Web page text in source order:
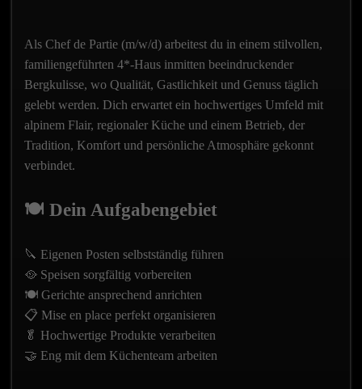
Als Chef de Partie (m/w/d) arbeitest du in einem stilvollen,
familiengeführten 4*-Haus inmitten beeindruckender
Bergkulisse, wo Qualität, Gastlichkeit und Genuss täglich
gelebt werden. Dich erwartet ein hochwertiges Umfeld mit
alpinem Flair, regionaler Küche und einem Betrieb, der
Tradition, Komfort und persönliche Atmosphäre gekonnt
verbindet.
🍽️ Dein Aufgabengebiet
🔪 Eigenen Posten selbstständig führen
🥘 Speisen sorgfältig vorbereiten
🍽️ Gerichte ansprechend anrichten
📋 Mise en place perfekt organisieren
🥬 Hochwertige Produkte verarbeiten
🤝 Eng mit dem Küchenteam arbeiten